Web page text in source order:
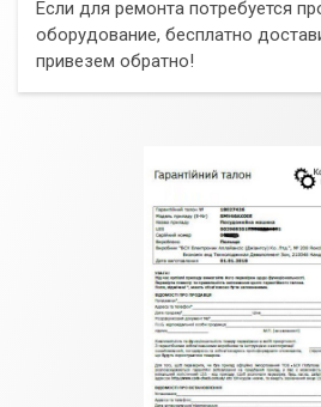
Если для ремонта потребуется
оборудование, бесплатно
привезем обратно!